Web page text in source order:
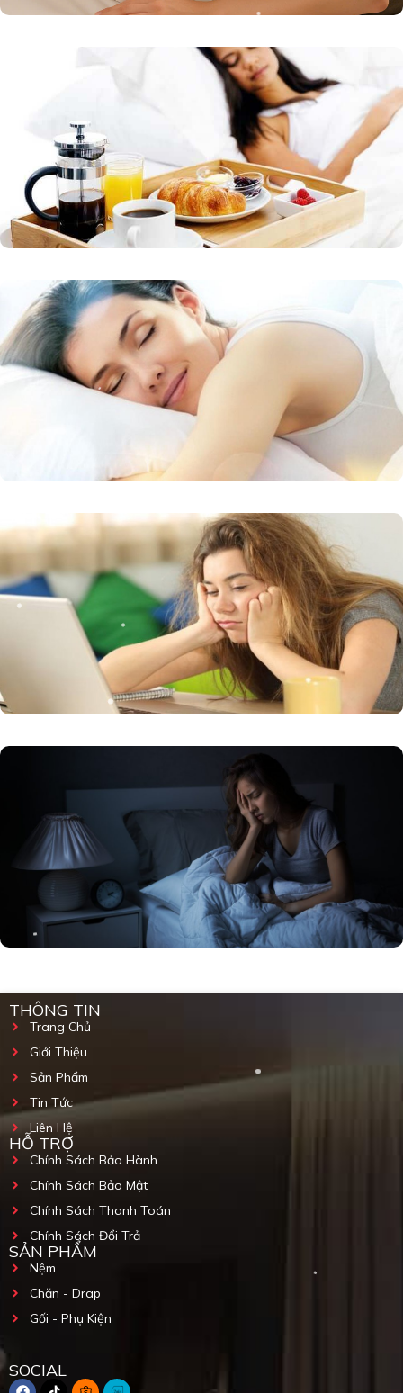
THÔNG TIN
Trang Chủ
Giới Thiệu
Sản Phẩm
Tin Tức
Liên Hệ
HỖ TRỢ
Chính Sách Bảo Hành
Chính Sách Bảo Mật
Chính Sách Thanh Toán
Chính Sách Đổi Trả
SẢN PHẨM
Nệm
Chăn - Drap
Gối - Phụ Kiện
SOCIAL